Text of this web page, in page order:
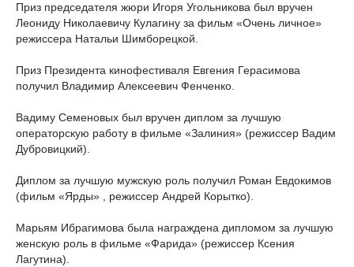
Приз председателя жюри Игоря Угольникова был вручен
Леониду Николаевичу Кулагину за фильм «Очень личное»
режиссера Натальи Шимборецкой.
Приз Президента кинофестиваля Евгения Герасимова
получил Владимир Алексеевич Фенченко.
Вадиму Семеновых был вручен диплом за лучшую
операторскую работу в фильме «Залиния» (режиссер Вадим
Дубровицкий).
Диплом за лучшую мужскую роль получил Роман Евдокимов
(фильм «Ярды» , режиссер Андрей Корытко).
Марьям Ибрагимова была награждена дипломом за лучшую
женскую роль в фильме «Фарида» (режиссер Ксения
Лагутина).